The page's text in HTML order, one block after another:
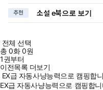
추천 소설 e북으로 보기
전체 선택
총0화0원
1권부터
이전목록 더보기
EX급 자동사냥능력으로 캠핑합
EX급 자동사냥능력으로 캠핑합